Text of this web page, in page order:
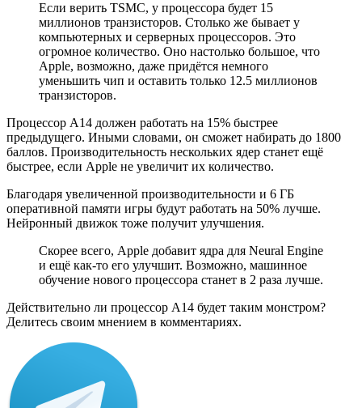
Если верить TSMC, у процессора будет 15
миллионов транзисторов. Столько же бывает у
компьютерных и серверных процессоров. Это
огромное количество. Оно настолько большое, что
Apple, возможно, даже придётся немного
уменьшить чип и оставить только 12.5 миллионов
транзисторов.
Процессор A14 должен работать на 15% быстрее
предыдущего. Иными словами, он сможет набирать до 1800
баллов. Производительность нескольких ядер станет ещё
быстрее, если Apple не увеличит их количество.
Благодаря увеличенной производительности и 6 ГБ
оперативной памяти игры будут работать на 50% лучше.
Нейронный движок тоже получит улучшения.
Скорее всего, Apple добавит ядра для Neural Engine
и ещё как-то его улучшит. Возможно, машинное
обучение нового процессора станет в 2 раза лучше.
Действительно ли процессор A14 будет таким монстром?
Делитесь своим мнением в комментариях.